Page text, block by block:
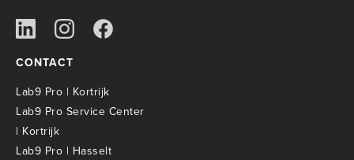
CONTACT
Lab9 Pro | Kortrijk
Lab9 Pro Service Center
| Kortrijk
Lab9 Pro | Hasselt